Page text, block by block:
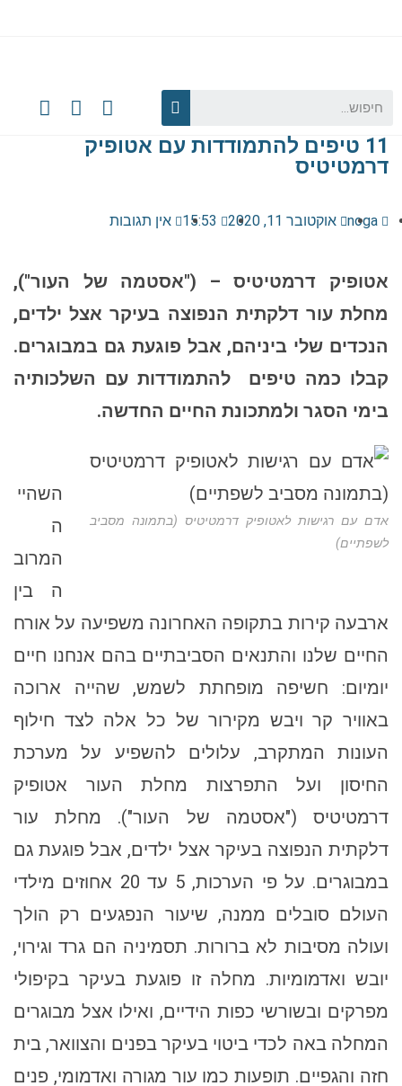
11 טיפים להתמודדות עם אטופיק
דרמטיטיס
noga אוקטובר 11, 2020 15:53 אין תגובות
אטופיק דרמטיטיס – ("אסטמה של העור"),
מחלת עור דלקתית הנפוצה בעיקר אצל ילדים,
הנכדים שלי ביניהם, אבל פוגעת גם במבוגרים.
קבלו כמה טיפים להתמודדות עם השלכותיה
בימי הסגר ולמתכונת החיים החדשה.
אדם עם רגישות לאטופיק דרמטיטיס (בתמונה מסביב
לשפתיים)
השהיי
ה
המרוב
ה בין
ארבעה קירות בתקופה האחרונה משפיעה על אורח
החיים שלנו והתנאים הסביבתיים בהם אנחנו חיים
יומיום: חשיפה מופחתת לשמש, שהייה ארוכה
באוויר קר ויבש מקירור של כל אלה לצד חילוף
העונות המתקרב, עלולים להשפיע על מערכת
החיסון ועל התפרצות מחלת העור אטופיק
דרמטיטיס ("אסטמה של העור"). מחלת עור
דלקתית הנפוצה בעיקר אצל ילדים, אבל פוגעת גם
במבוגרים. על פי הערכות, 5 עד 20 אחוזים מילדי
העולם סובלים ממנה, שיעור הנפגעים רק הולך
ועולה מסיבות לא ברורות. תסמיניה הם גרד וגירוי,
יובש ואדמומיות. מחלה זו פוגעת בעיקר בקיפולי
מפרקים ובשורשי כפות הידיים, ואילו אצל מבוגרים
המחלה באה לכדי ביטוי בעיקר בפנים והצוואר, בית
חזה והגפיים. תופעות כמו עור מגורה ואדמומי, פנים